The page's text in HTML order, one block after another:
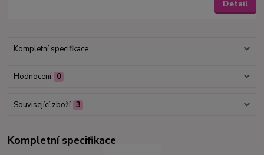
Detail
Kompletní specifikace
Hodnocení 0
Související zboží 3
Kompletní specifikace